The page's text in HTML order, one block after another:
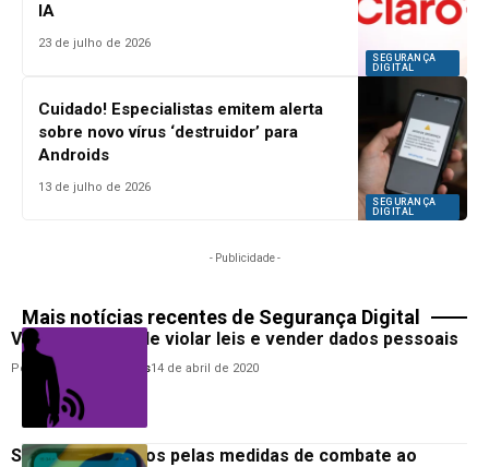
SEGURANÇA
DIGITAL
IA
23 de julho de 2026
SEGURANÇA
DIGITAL
Cuidado! Especialistas emitem alerta
sobre novo vírus ‘destruidor’ para
Androids
13 de julho de 2026
- Publicidade -
Mais notícias recentes de Segurança Digital
Vivo é acusada de violar leis e vender dados pessoais
Por Anderson Guimarães14 de abril de 2020
Somos rastreados pelas medidas de combate ao